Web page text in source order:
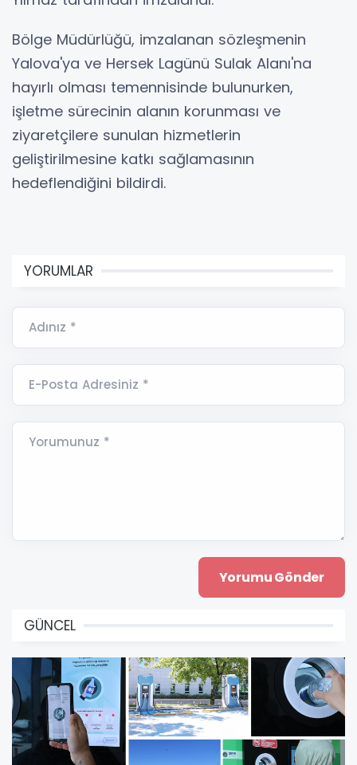
Bölge Müdürlüğü, imzalanan sözleşmenin
Yalova'ya ve Hersek Lagünü Sulak Alanı'na
hayırlı olması temennisinde bulunurken,
işletme sürecinin alanın korunması ve
ziyaretçilere sunulan hizmetlerin
geliştirilmesine katkı sağlamasının
hedeflendiğini bildirdi.
YORUMLAR
Adınız *
E-Posta Adresiniz *
Yorumunuz *
GÜNCEL